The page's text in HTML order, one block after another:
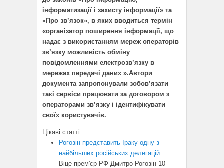
інформатизації і захисту інформації» та
«Про зв’язок», в яких вводиться термін
«організатор поширення інформації, що
надає з використанням мереж операторів
зв’язку можливість обміну
повідомленнями електрозв’язку в
мережах передачі даних ».Автори
документа запропонували зобов’язати
такі сервіси працювати за договором з
операторами зв’язку і ідентифікувати
своїх користувачів.
Цікаві статті:
Рогозін представить Іраку одну з
найбільших російських делегацій
Віце-прем'єр РФ Дмитро Рогозін 10